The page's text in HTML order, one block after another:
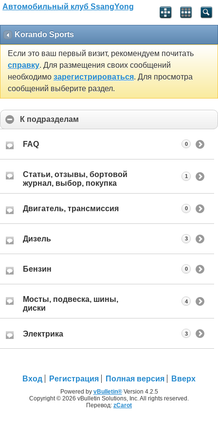
Автомобильный клуб SsangYong
Korando Sports
Если это ваш первый визит, рекомендуем почитать
справку. Для размещения своих сообщений
необходимо зарегистрироваться. Для просмотра
сообщений выберите раздел.
К подразделам
FAQ 0
Статьи, отзывы, бортовой
журнал, выбор, покупка
1
Двигатель, трансмиссия 0
Дизель 3
Бензин 0
Мосты, подвеска, шины,
диски
4
Электрика 3
Вход Регистрация Полная версия Вверх
Powered by vBulletin®Version 4.2.5
Copyright © 2026 vBulletin Solutions, Inc. All rights reserved.
Перевод: zCarot